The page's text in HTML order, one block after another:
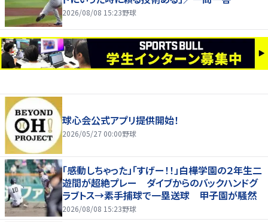
2026/08/08 15:23野球
球心会公式アプリ提供開始！
2026/05/27 00:00野球
「感動しちゃった」「すげー！！」白樺学園の２年生二
遊間が超絶プレー ダイブからのバックハンドグ
ラブトス→素手捕球で一塁送球 甲子園が騒然
2026/08/08 15:23野球